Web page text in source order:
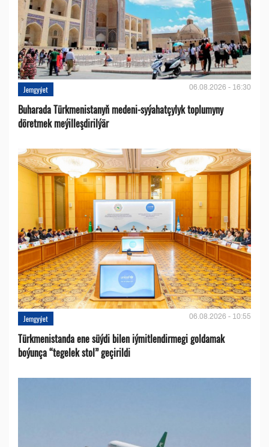
Jemgyýet 06.08.2026 - 16:30
Buharada Türkmenistanyň medeni-syýahatçylyk toplumyny
döretmek meýilleşdirilýär
Jemgyýet 06.08.2026 - 10:55
Türkmenistanda ene süýdi bilen iýmitlendirmegi goldamak
boýunça “tegelek stol” geçirildi